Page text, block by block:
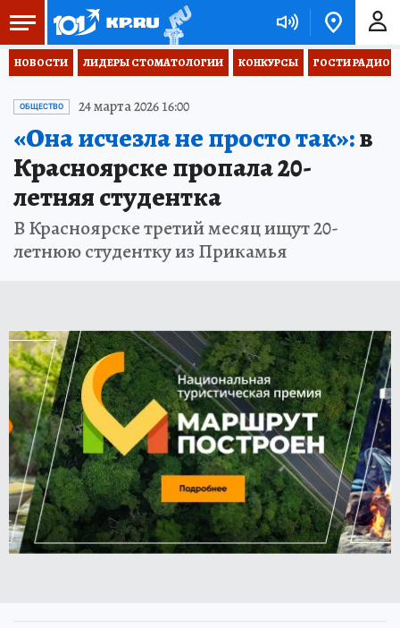
НОВОСТИ ЛИДЕРЫ СТОМАТОЛОГИИ КОНКУРСЫ ГОСТИ РАДИО
ОБЩЕСТВО 24 марта 2026 16:00
«Она исчезла не просто так»:в
Красноярске пропала 20-
летняя студентка
В Красноярске третий месяц ищут 20-
летнюю студентку из Прикамья